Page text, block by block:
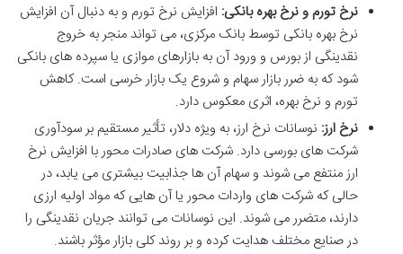
نرخ تورم و نرخ بهره بانکی: افزایش نرخ تورم و به دنبال آن افزایش
نرخ بهره بانکی توسط بانک مرکزی، می تواند منجر به خروج
نقدینگی از بورس و ورود آن به بازارهای موازی یا سپرده های بانکی
شود که به ضرر بازار سهام و شروع یک بازار خرسی است. کاهش
تورم و نرخ بهره، اثری معکوس دارد.
نرخ ارز: نوسانات نرخ ارز، به ویژه دلار، تأثیر مستقیم بر سودآوری
شرکت های بورسی دارد. شرکت های صادرات محور با افزایش نرخ
ارز منتفع می شوند و سهام آن ها جذابیت بیشتری می یابد، در
حالی که شرکت های واردات محور یا آن هایی که مواد اولیه ارزی
دارند، متضرر می شوند. این نوسانات می توانند جریان نقدینگی را
در صنایع مختلف هدایت کرده و بر روند کلی بازار مؤثر باشند.